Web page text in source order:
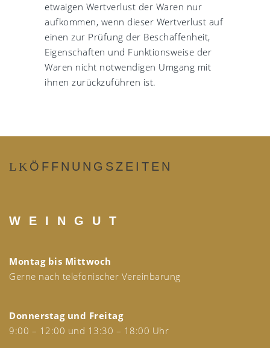
etwaigen Wertverlust der Waren nur
aufkommen, wenn dieser Wertverlust auf
einen zur Prüfung der Beschaffenheit,
Eigenschaften und Funktionsweise der
Waren nicht notwendigen Umgang mit
ihnen zurückzuführen ist.
ÖFFNUNGSZEITEN
W E I N G U T
Montag bis Mittwoch
Gerne nach telefonischer Vereinbarung
Donnerstag und Freitag
9:00 – 12:00 und 13:30 – 18:00 Uhr